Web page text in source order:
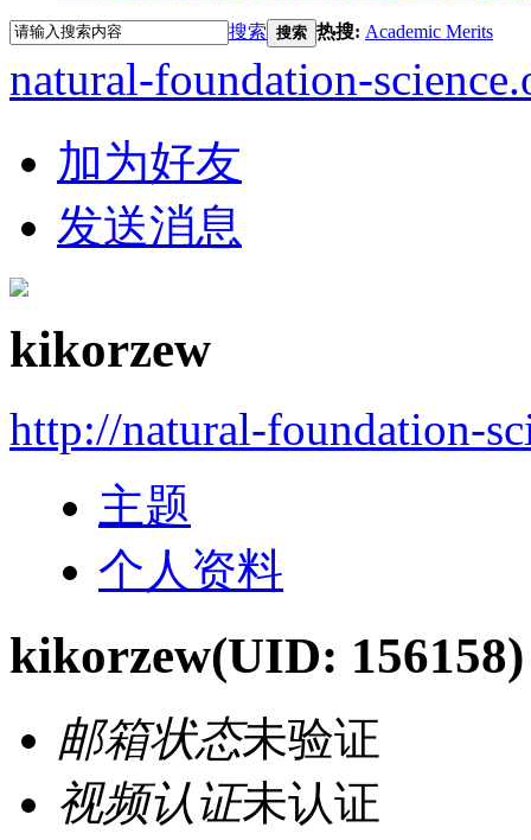
搜索 搜索 热搜: Academic Merits
natural-foundation-
加为好友
发送消息
kikorzew
http://natural-foundation-
主题
个人资料
kikorzew(UID: 156158)
邮箱状态未验证
视频认证未认证